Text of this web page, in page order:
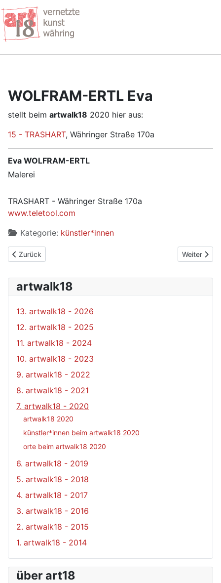
WOLFRAM-ERTL Eva
stellt beim artwalk18 2020 hier aus:
15 - TRASHART, Währinger Straße 170a
Eva WOLFRAM-ERTL
Malerei
TRASHART - Währinger Straße 170a
www.teletool.com
Kategorie: künstler*innen
Vorheriger Beitrag: WITTKOWSKI Ernst Johannes
Zurück Nächster
Weiter
artwalk18
13. artwalk18 - 2026
12. artwalk18 - 2025
11. artwalk18 - 2024
10. artwalk18 - 2023
9. artwalk18 - 2022
8. artwalk18 - 2021
7. artwalk18 - 2020
artwalk18 2020
künstler*innen beim artwalk18 2020
orte beim artwalk18 2020
6. artwalk18 - 2019
5. artwalk18 - 2018
4. artwalk18 - 2017
3. artwalk18 - 2016
2. artwalk18 - 2015
1. artwalk18 - 2014
über art18